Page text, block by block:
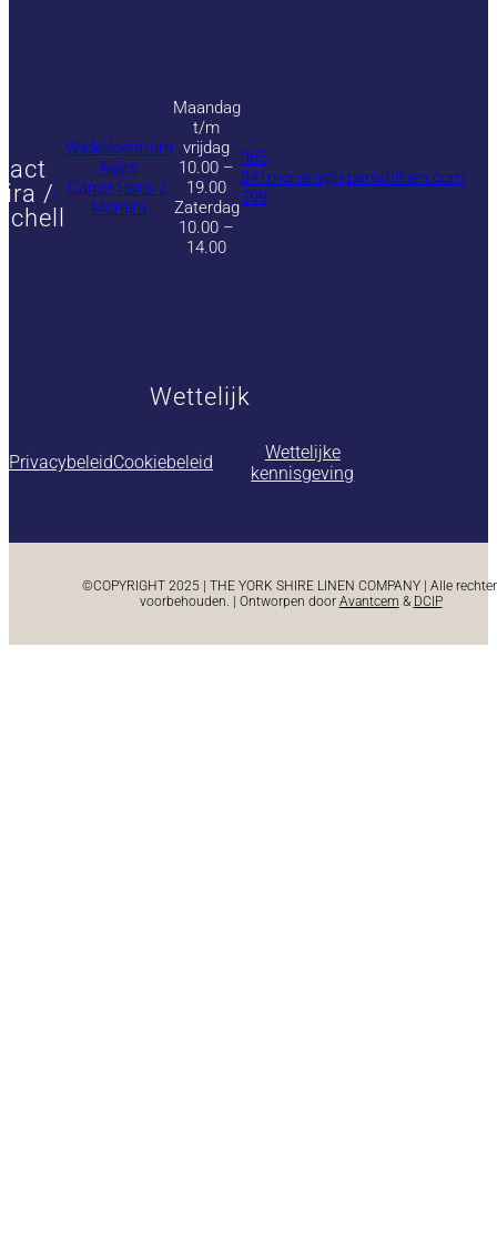
/
Winkelcentrum
Alaire
Carrer Paris 2,
Moraira
Maandag
t/m
vrijdag
10.00 –
19.00
Zaterdag
10.00 –
14.00
965
841
399
moraira@spanishlinen.com
Wettelijk
PrivacybeleidCookiebeleid
Wettelijke
kennisgeving
©COPYRIGHT 2025 | THE YORK SHIRE LINEN COMPANY | Alle
voorbehouden. | Ontworpen door Avantcem & DCIP